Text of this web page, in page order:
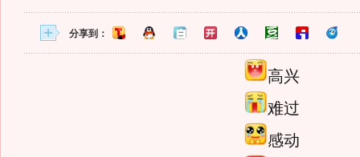
分享到：
高兴
难过
感动